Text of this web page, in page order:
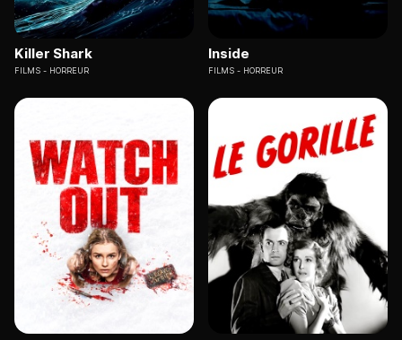
Killer Shark
FILMS HORREUR
Inside
FILMS HORREUR